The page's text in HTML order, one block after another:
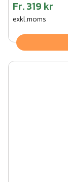
Fr.319 kr
exkl.moms